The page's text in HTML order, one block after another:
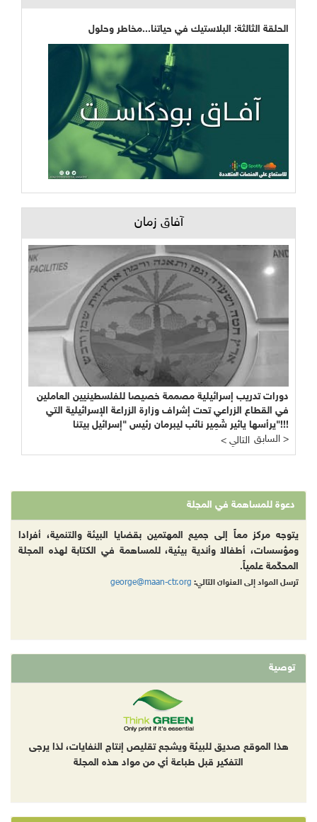
الحلقة الثالثة: البلاستيك في حياتنا...مخاطر وحلول
آفاق زمان
دورات تدريب إسرائيلية مصممة خصيصا للفلسطينيين العاملين
في القطاع الزراعي تحت إشراف وزارة الزراعة الإسرائيلية التي
يرأسها يائير شَمِير نائب ليبرمان رئيس "إسرائيل بيتنا"!!!
< التالي
السابق >
دعوة للمساهمة في المجلة
يتوجه مركز معاً إلى جميع المهتمين بقضايا البيئة والتنمية، أفرادا
ومؤسسات، أطفالا وأندية بيئية، للمساهمة في الكتابة لهذه المجلة
المحكّمة علمياً.
ترسل المواد إلى العنوان التالي: george@maan-ctr.org
توصية
هذا الموقع صديق للبيئة ويشجع تقليص إنتاج النفايات، لذا يرجى
التفكير قبل طباعة أي من مواد هذه المجلة